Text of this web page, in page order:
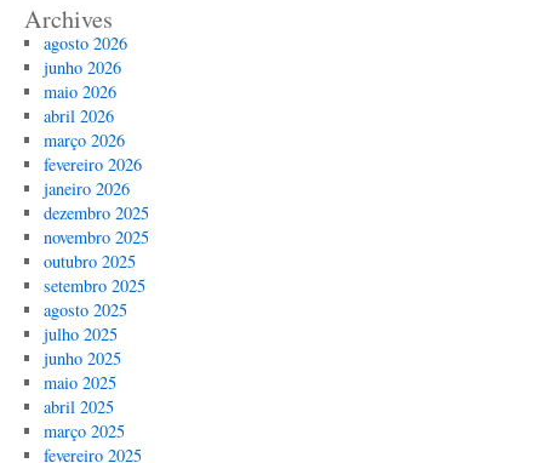
Archives
agosto 2026
junho 2026
maio 2026
abril 2026
março 2026
fevereiro 2026
janeiro 2026
dezembro 2025
novembro 2025
outubro 2025
setembro 2025
agosto 2025
julho 2025
junho 2025
maio 2025
abril 2025
março 2025
fevereiro 2025